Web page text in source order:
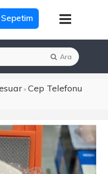
Ara
»Cep Telefonu